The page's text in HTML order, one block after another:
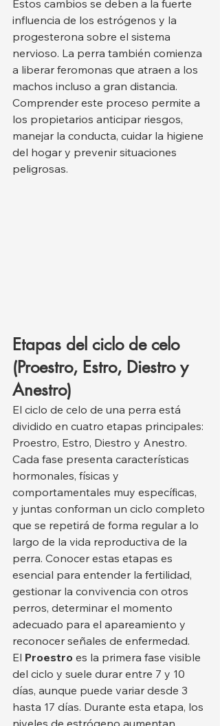
Estos cambios se deben a la fuerte
influencia de los estrógenos y la
progesterona sobre el sistema
nervioso. La perra también comienza
a liberar feromonas que atraen a los
machos incluso a gran distancia.
Comprender este proceso permite a
los propietarios anticipar riesgos,
manejar la conducta, cuidar la higiene
del hogar y prevenir situaciones
peligrosas.
Etapas del ciclo de celo
(Proestro, Estro, Diestro y
Anestro)
El ciclo de celo de una perra está
dividido en cuatro etapas principales:
Proestro, Estro, Diestro y Anestro.
Cada fase presenta características
hormonales, físicas y
comportamentales muy específicas,
y juntas conforman un ciclo completo
que se repetirá de forma regular a lo
largo de la vida reproductiva de la
perra. Conocer estas etapas es
esencial para entender la fertilidad,
gestionar la convivencia con otros
perros, determinar el momento
adecuado para el apareamiento y
reconocer señales de enfermedad.
El Proestro es la primera fase visible
del ciclo y suele durar entre 7 y 10
días, aunque puede variar desde 3
hasta 17 días. Durante esta etapa, los